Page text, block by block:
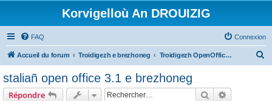
Korvigelloù An DROUIZIG
FAQ Connexion
Accueil du forum Troidigezh e brezhoneg Troidigezh OpenOffice.org e brezhoneg (1.1.x, 2.x ha 3.x)
staliañ open office 3.1 e brezhoneg
Répondre Rechercher